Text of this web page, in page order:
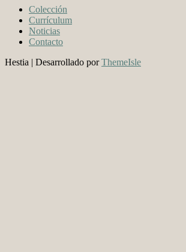
Colección
Currículum
Noticias
Contacto
Hestia | Desarrollado porThemeIsle